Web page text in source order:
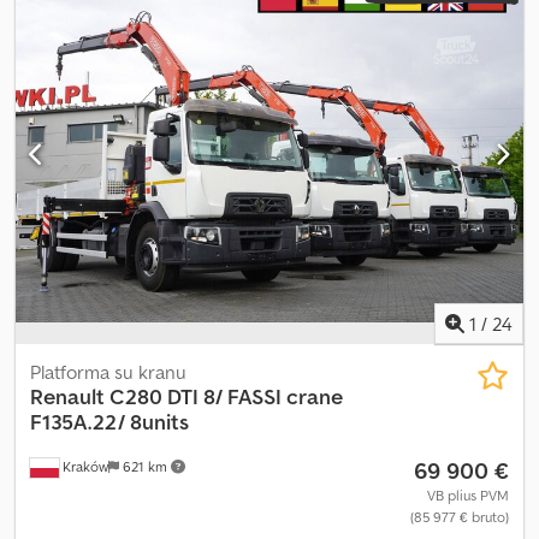
, emisijos klasė: Euro 6, krovimo vietos ilgis:6 200 mm,
krovinių skyriaus plotis:
Gamybos metai:2020, Įranga:AdBlue, Tachografas, diferencialo
užraktas, kranas, kruizo kontrolė, oro kondicionavimas
1 / 24
Kraków 621 km
Platforma su kranu
Renault C280 DTI 8/ FASSI crane
F135A.22/ 8units
69 900 €
VB plius PVM
(85 977 € bruto)